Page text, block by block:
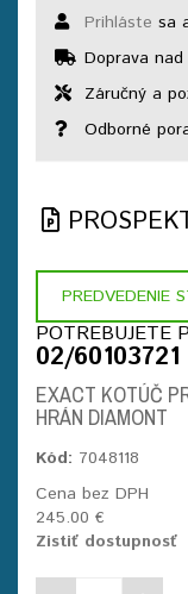
Prihláste sa
Doprava nad
Záručný a
Odborné
PREDVEDENIE
POTREBUJETE
02/60103721
EXACT KOTÚČ
HRÁN DIAMONT
Kód: 7048118
Cena bez DPH
245.00 €
Zistiť dostupnosť